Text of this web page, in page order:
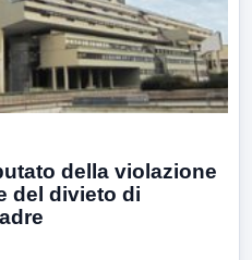
della violazione
del divieto di